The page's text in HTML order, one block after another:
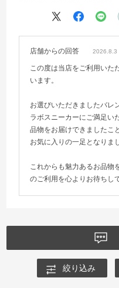
店舗からの回答 2026.8.3
この度は当店をご利用いた
います。
お選びいただきましたバレ
ラボスニーカーにご満足い
品物をお届けできましたこ
お気に入りの一足となりま
これからも魅力あるお品物
のご利用を心よりお待ちし
絞り込み